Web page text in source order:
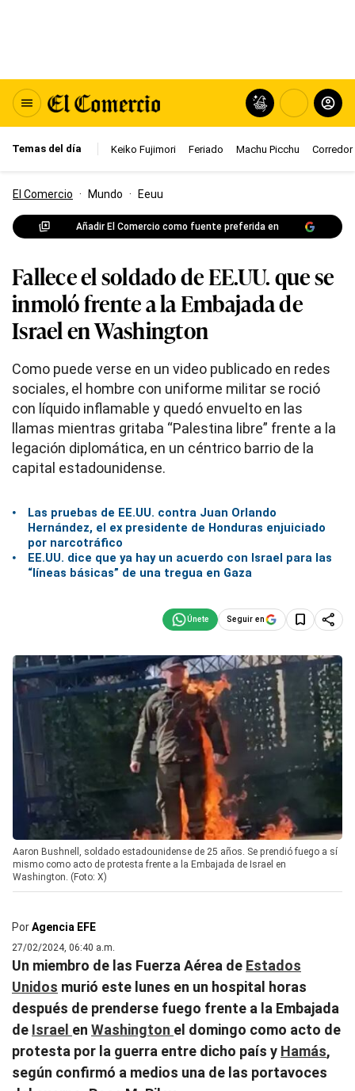
Temas del día Keiko Fujimori Feriado Machu Picchu Corredor
El Comercio · Mundo · Eeuu
Añadir El Comercio como fuente preferida en
Fallece el soldado de EE.UU. que se
inmoló frente a la Embajada de
Israel en Washington
Como puede verse en un video publicado en redes
sociales, el hombre con uniforme militar se roció
con líquido inflamable y quedó envuelto en las
llamas mientras gritaba “Palestina libre” frente a la
legación diplomática, en un céntrico barrio de la
capital estadounidense.
Las pruebas de EE.UU. contra Juan Orlando
Hernández, el ex presidente de Honduras enjuiciado
por narcotráfico
EE.UU. dice que ya hay un acuerdo con Israel para las
“líneas básicas” de una tregua en Gaza
Seguir en
Aaron Bushnell, soldado estadounidense de 25 años. Se prendió fuego a sí
mismo como acto de protesta frente a la Embajada de Israel en
Washington. (Foto: X)
PorAgencia EFE
27/02/2024, 06:40 a.m.
Un miembro de las Fuerza Aérea de Estados
Unidos murió este lunes en un hospital horas
después de prenderse fuego frente a la Embajada
de Israel en Washington el domingo como acto de
protesta por la guerra entre dicho país y Hamás,
según confirmó a medios una de las portavoces